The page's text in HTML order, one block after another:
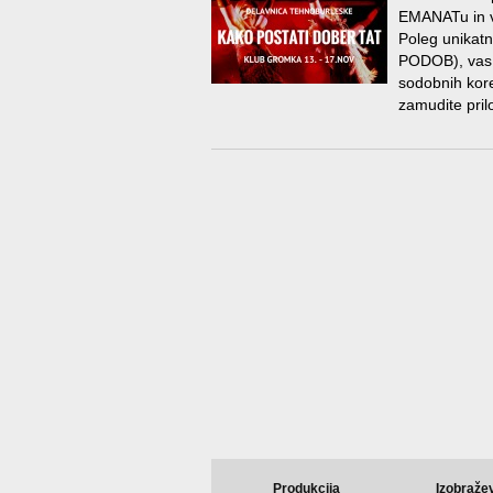
EMANATu
Poleg
PODOB),
sodobnih
zamudite
Produkcija